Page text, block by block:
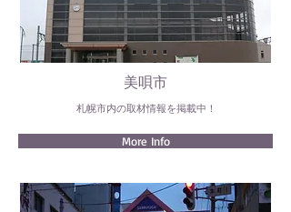
美唄市
札幌市内の取材情報を掲載中！
More Info